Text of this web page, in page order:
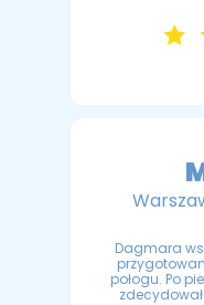
Dagmara
połogu. Po